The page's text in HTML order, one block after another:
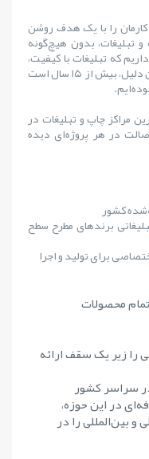
ما در چاپ و تبلیغات مهرگان از سال ۱۳۸۷ کارمان را با یک هدف روشن
تبلیغات، بدون هیچ‌گونه
که تبلیغات با کیفیت،
شایستهٔ کسب‌وکارهای موفق است؛ به همین دلیل، بیش از ۱۵ سال است
مراکز چاپ و تبلیغات در
در هر پروژه‌ای دیده
کشور
برندهای مطرح سطح
برای تولید و اجرا
محصولات
را زیر یک سقف ارائه
سراسر کشور
در این حوزه،
بین‌المللی را در